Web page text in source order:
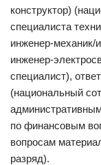
конструктор)
специалиста
инженер-механик/
инженер-
специалист),
(национальный
по финансовым
вопросам
разряд).